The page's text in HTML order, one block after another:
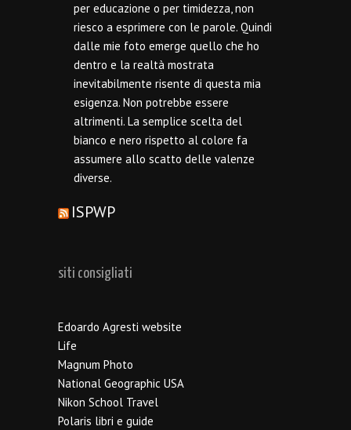
per educazione o per timidezza, non
riesco a esprimere con le parole. Quindi
dalle mie foto emerge quello che ho
dentro e la realtà mostrata
inevitabilmente risente di questa mia
esigenza. Non potrebbe essere
altrimenti. La semplice scelta del
bianco e nero rispetto al colore fa
assumere allo scatto delle valenze
diverse.
ISPWP
siti consigliati
Edoardo Agresti website
Life
Magnum Photo
National Geographic USA
Nikon School Travel
Polaris libri e guide